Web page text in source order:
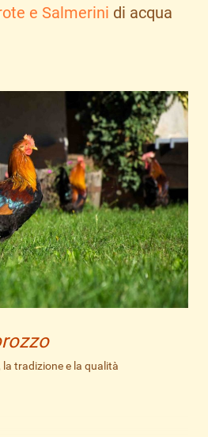
e Salmerini di acqua
, la tradizione e la qualità